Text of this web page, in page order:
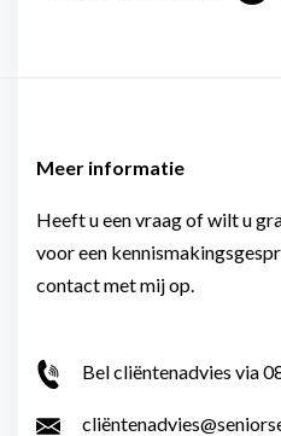
Meer informatie
Heeft u een vraag of wilt u
voor een
contact met mij op.
Bel cliëntenadvies via